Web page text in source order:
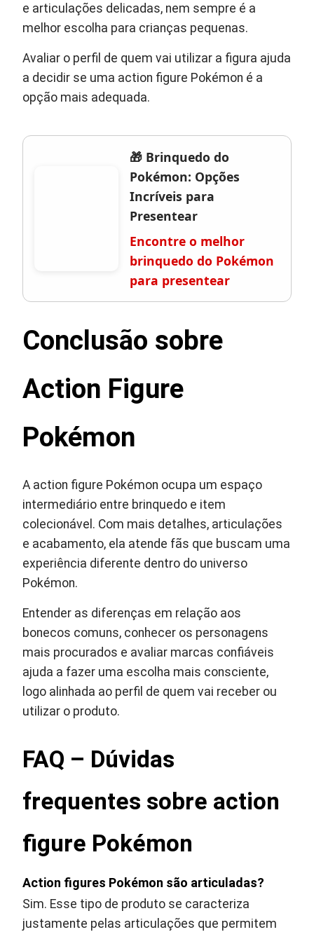
e articulações delicadas, nem sempre é a
melhor escolha para crianças pequenas.
Avaliar o perfil de quem vai utilizar a figura ajuda
a decidir se uma action figure Pokémon é a
opção mais adequada.
🎁 Brinquedo do
Pokémon: Opções
Incríveis para
Presentear
Encontre o melhor
brinquedo do Pokémon
para presentear
Conclusão sobre
Action Figure
Pokémon
A action figure Pokémon ocupa um espaço
intermediário entre brinquedo e item
colecionável. Com mais detalhes, articulações
e acabamento, ela atende fãs que buscam uma
experiência diferente dentro do universo
Pokémon.
Entender as diferenças em relação aos
bonecos comuns, conhecer os personagens
mais procurados e avaliar marcas confiáveis
ajuda a fazer uma escolha mais consciente,
logo alinhada ao perfil de quem vai receber ou
utilizar o produto.
FAQ – Dúvidas
frequentes sobre action
figure Pokémon
Action figures Pokémon são articuladas?
Sim. Esse tipo de produto se caracteriza
justamente pelas articulações que permitem